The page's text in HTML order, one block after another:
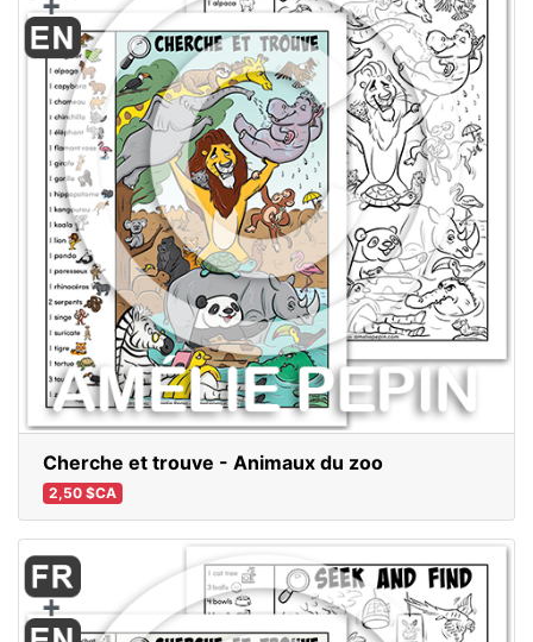
Cherche et trouve - Animaux du zoo
2,50 $CA